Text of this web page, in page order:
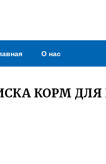
О нас
КОРМ ДЛЯ